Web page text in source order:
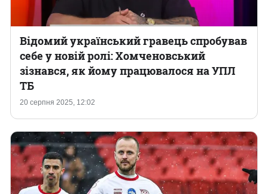
20 серпня 2025, 12:02
Відомий український гравець спробував
себе у новій ролі: Хомченовський
зізнався, як йому працювалося на УПЛ
ТБ